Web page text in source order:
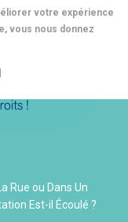
votre expérience
vous nous donnez
Rue ou Dans Un
Est-il Écoulé ?